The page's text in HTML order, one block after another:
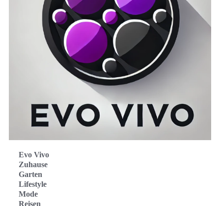
Evo Vivo
Zuhause
Garten
Lifestyle
Mode
Reisen